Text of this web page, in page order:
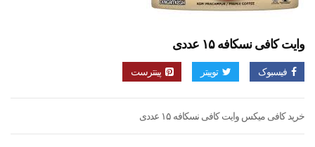
وایت کافی نسکافه ۱۵ عددی
فیسبوک توییتر پینترست
خرید کافی میکس وایت کافی نسکافه ۱۵ عددی